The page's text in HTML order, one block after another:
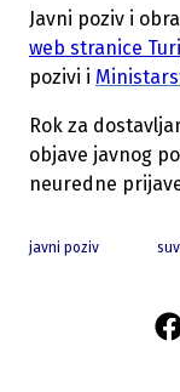
Javni poziv i
web stranice
pozivi i
Rok za
objave javnog
neuredne
javni poziv